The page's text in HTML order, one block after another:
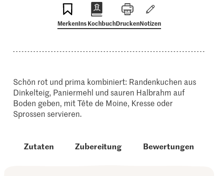
MerkenIns KochbuchDruckenNotizen
Schön rot und prima kombiniert: Randenkuchen aus
Dinkelteig, Paniermehl und sauren Halbrahm auf
Boden geben, mit Tête de Moine, Kresse oder
Sprossen servieren.
Zutaten Zubereitung Bewertungen